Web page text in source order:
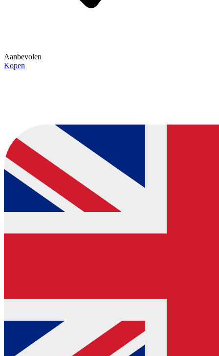
Aanbevolen
Kopen